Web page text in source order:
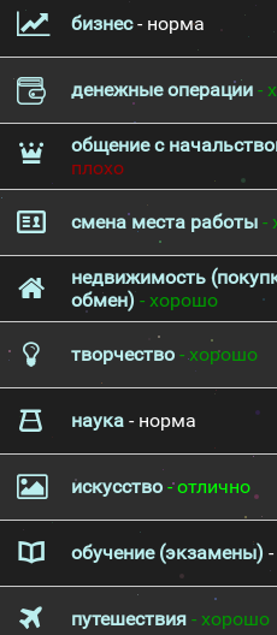
бизнес- норма
денежные операции -
общение с
плохо
смена места работы -
недвижимость
обмен)- хорошо
творчество - хорошо
наука - норма
искусство - отлично
обучение (экзамены)
путешествия - хорошо